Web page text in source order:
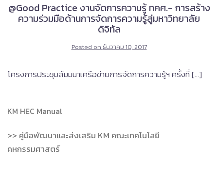
@Good Practice งานจัดการความรู้ ทคศ.- การสร้าง
ความร่วมมือด้านการจัดการความรู้สู่มหาวิทยาลัย
ดิจิทัล
Posted on ธันวาคม 10, 2017
โครงการประชุมสัมมนาเครือข่ายการจัดการความรู้ฯ ครั้งที่ […]
KM HEC Manual
>> คู่มือพัฒนาและส่งเสริม KM คณะเทคโนโลยี
คหกรรมศาสตร์